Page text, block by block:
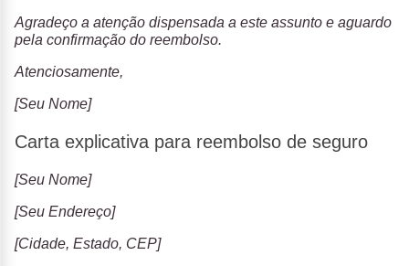
Agradeço a atenção dispensada a este assunto e aguardo
pela confirmação do reembolso.
Atenciosamente,
[Seu Nome]
Carta explicativa para reembolso de seguro
[Seu Nome]
[Seu Endereço]
[Cidade, Estado, CEP]